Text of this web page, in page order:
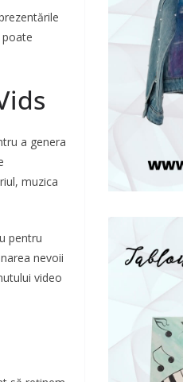
a genera
muzica
pentru
nevoii
video